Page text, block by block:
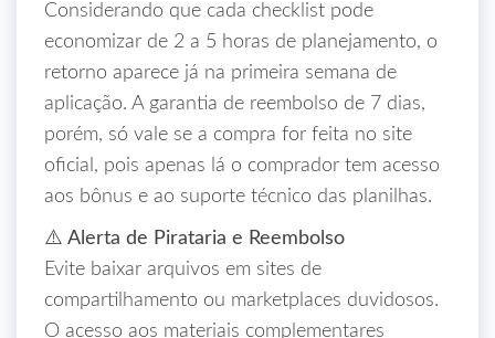
Considerando que cada checklist pode
economizar de 2 a 5 horas de planejamento, o
retorno aparece já na primeira semana de
aplicação. A garantia de reembolso de 7 dias,
porém, só vale se a compra for feita no site
oficial, pois apenas lá o comprador tem acesso
aos bônus e ao suporte técnico das planilhas.
⚠️ Alerta de Pirataria e Reembolso
Evite baixar arquivos em sites de
compartilhamento ou marketplaces duvidosos.
O acesso aos materiais complementares